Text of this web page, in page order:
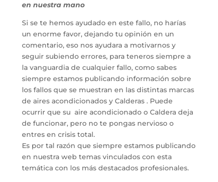
en nuestra mano
Si se te hemos ayudado en este fallo, no harías
un enorme favor, dejando tu opinión en un
comentario, eso nos ayudara a motivarnos y
seguir subiendo errores, para teneros siempre a
la vanguardia de cualquier fallo, como sabes
siempre estamos publicando información sobre
los fallos que se muestran en las distintas marcas
de aires acondicionados y Calderas . Puede
ocurrir que su aire acondicionado o Caldera deja
de funcionar, pero no te pongas nervioso o
entres en crisis total.
Es por tal razón que siempre estamos publicando
en nuestra web temas vinculados con esta
temática con los más destacados profesionales.